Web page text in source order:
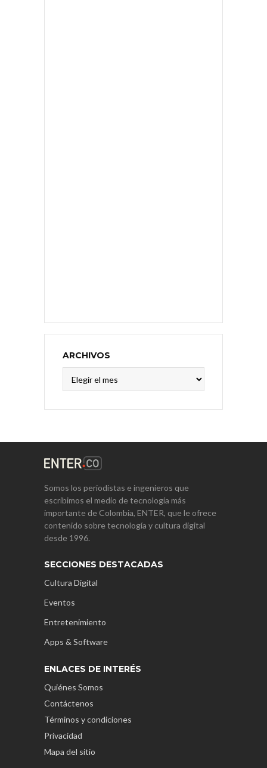
ARCHIVOS
Somos los periodistas e ingenieros que
escribimos el medio de tecnología más
importante de Colombia, ENTER, que le ofrece
contenido sobre tecnología y cultura digital
desde 1996.
SECCIONES DESTACADAS
Cultura Digital
Eventos
Entretenimiento
Apps & Software
ENLACES DE INTERÉS
Quiénes Somos
Contáctenos
Términos y condiciones
Privacidad
Mapa del sitio